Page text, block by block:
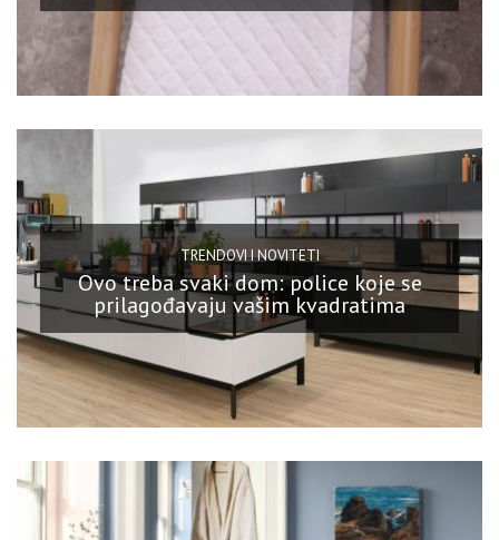
TRENDOVI I NOVITETI
Ovo treba svaki dom: police koje se
prilagođavaju vašim kvadratima